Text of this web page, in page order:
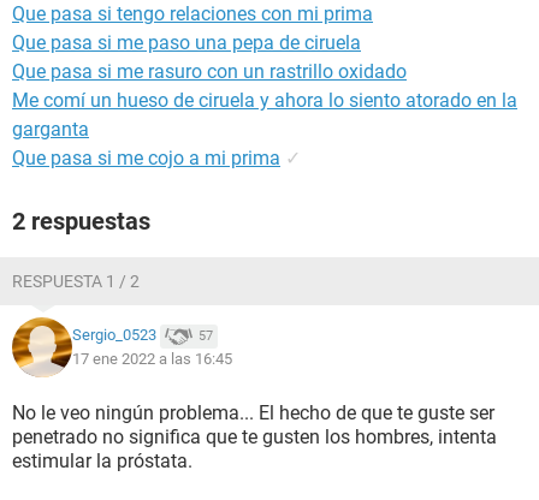
Que pasa si tengo relaciones con mi prima
Que pasa si me paso una pepa de ciruela
Que pasa si me rasuro con un rastrillo oxidado
Me comí un hueso de ciruela y ahora lo siento atorado en la
garganta
Que pasa si me cojo a mi prima ✓
2 respuestas
RESPUESTA 1 / 2
Sergio_0523 57
17 ene 2022 a las 16:45
No le veo ningún problema... El hecho de que te guste ser
penetrado no significa que te gusten los hombres, intenta
estimular la próstata.